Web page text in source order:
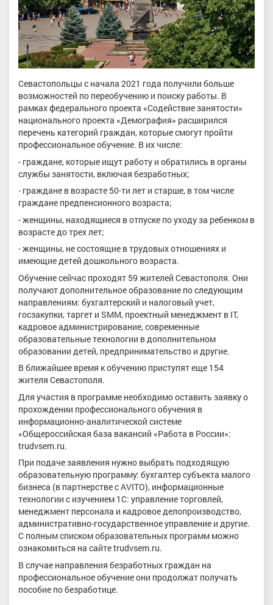
Севастопольцы с начала 2021 года получили больше
возможностей по переобучению и поиску работы. В
рамках федерального проекта «Содействие занятости»
национального проекта «Демография» расширился
перечень категорий граждан, которые смогут пройти
профессиональное обучение. В их числе:
- граждане, которые ищут работу и обратились в органы
службы занятости, включая безработных;
- граждане в возрасте 50-ти лет и старше, в том числе
граждане предпенсионного возраста;
- женщины, находящиеся в отпуске по уходу за ребенком в
возрасте до трех лет;
- женщины, не состоящие в трудовых отношениях и
имеющие детей дошкольного возраста.
Обучение сейчас проходят 59 жителей Севастополя. Они
получают дополнительное образование по следующим
направлениям: бухгалтерский и налоговый учет,
госзакупки, таргет и SMM, проектный менеджмент в IT,
кадровое администрирование, современные
образовательные технологии в дополнительном
образовании детей, предпринимательство и другие.
В ближайшее время к обучению приступят еще 154
жителя Севастополя.
Для участия в программе необходимо оставить заявку о
прохождении профессионального обучения в
информационно-аналитической системе
«Общероссийская база вакансий «Работа в России»:
trudvsem.ru.
При подаче заявления нужно выбрать подходящую
образовательную программу: бухгалтер субъекта малого
бизнеса (в партнерстве с AVITO), информационные
технологии с изучением 1С: управление торговлей,
менеджмент персонала и кадровое делопроизводство,
административно-государственное управление и другие.
С полным списком образовательных программ можно
ознакомиться на сайте trudvsem.ru.
В случае направления безработных граждан на
профессиональное обучение они продолжат получать
пособие по безработице.